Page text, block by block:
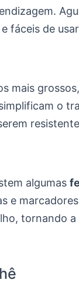
fáceis de
mais
o
algumas
e
tornando